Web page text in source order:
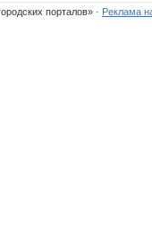
порталов» · Реклама